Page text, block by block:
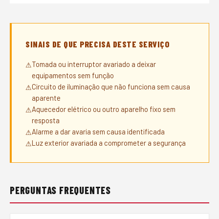
SINAIS DE QUE PRECISA DESTE SERVIÇO
Tomada ou interruptor avariado a deixar
equipamentos sem função
Circuito de iluminação que não funciona sem causa
aparente
Aquecedor elétrico ou outro aparelho fixo sem
resposta
Alarme a dar avaria sem causa identificada
Luz exterior avariada a comprometer a segurança
PERGUNTAS FREQUENTES